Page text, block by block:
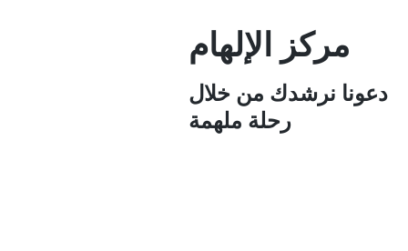
مركز الإلهام
دعونا نرشدك من خلال
رحلة ملهمة